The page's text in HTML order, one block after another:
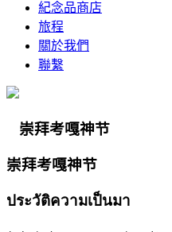
紀念品商店
旅程
關於我們
聯繫
崇拜考嘎神节
崇拜考嘎神节
ประวัติความเป็นมา